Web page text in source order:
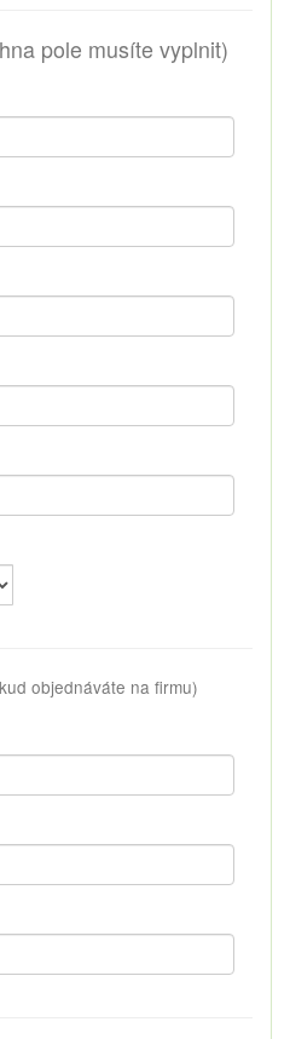
pole musíte vyplnit)
objednáváte na firmu)